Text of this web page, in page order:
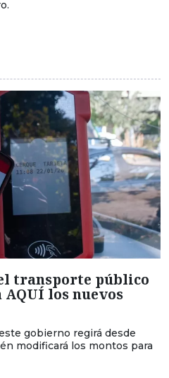
transporte público
AQUÍ los nuevos
gobierno regirá desde
modificará los montos para